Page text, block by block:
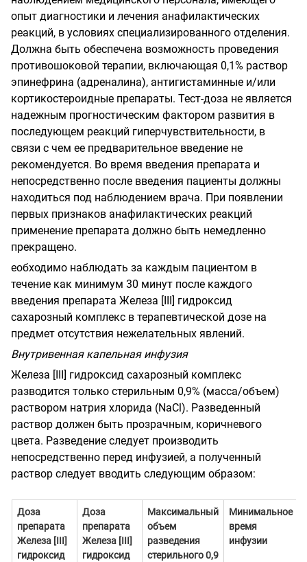
опыт диагностики и лечения анафилактических
реакций, в условиях специализированного отделения.
Должна быть обеспечена возможность проведения
противошоковой терапии, включающая 0,1% раствор
эпинефрина (адреналина), антигистаминные и/или
кортикостероидные препараты. Тест-доза не является
надежным прогностическим фактором развития в
последующем реакций гиперчувствительности, в
связи с чем ее предварительное введение не
рекомендуется. Во время введения препарата и
непосредственно после введения пациенты должны
находиться под наблюдением врача. При появлении
первых признаков анафилактических реакций
применение препарата должно быть немедленно
прекращено.
еобходимо наблюдать за каждым пациентом в
течение как минимум 30 минут после каждого
введения препарата Железа [III] гидроксид
сахарозный комплекс в терапевтической дозе на
предмет отсутствия нежелательных явлений.
Внутривенная капельная инфузия
Железа [III] гидроксид сахарозный комплекс
разводится только стерильным 0,9% (масса/объем)
раствором натрия хлорида (NaCl). Разведенный
раствор должен быть прозрачным, коричневого
цвета. Разведение следует производить
непосредственно перед инфузией, а полученный
раствор следует вводить следующим образом:
Доза
препарата
Железа [III]
гидроксид
Доза
препарата
Железа [III]
гидроксид
Максимальный
объем
разведения
стерильного0,9
Минимальное
время
инфузии